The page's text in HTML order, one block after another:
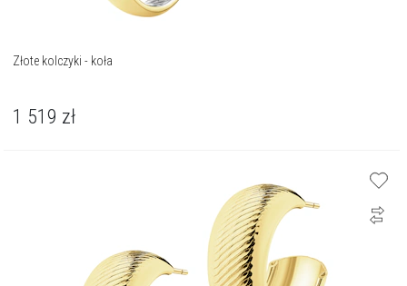
Złote kolczyki - koła
1 519 zł